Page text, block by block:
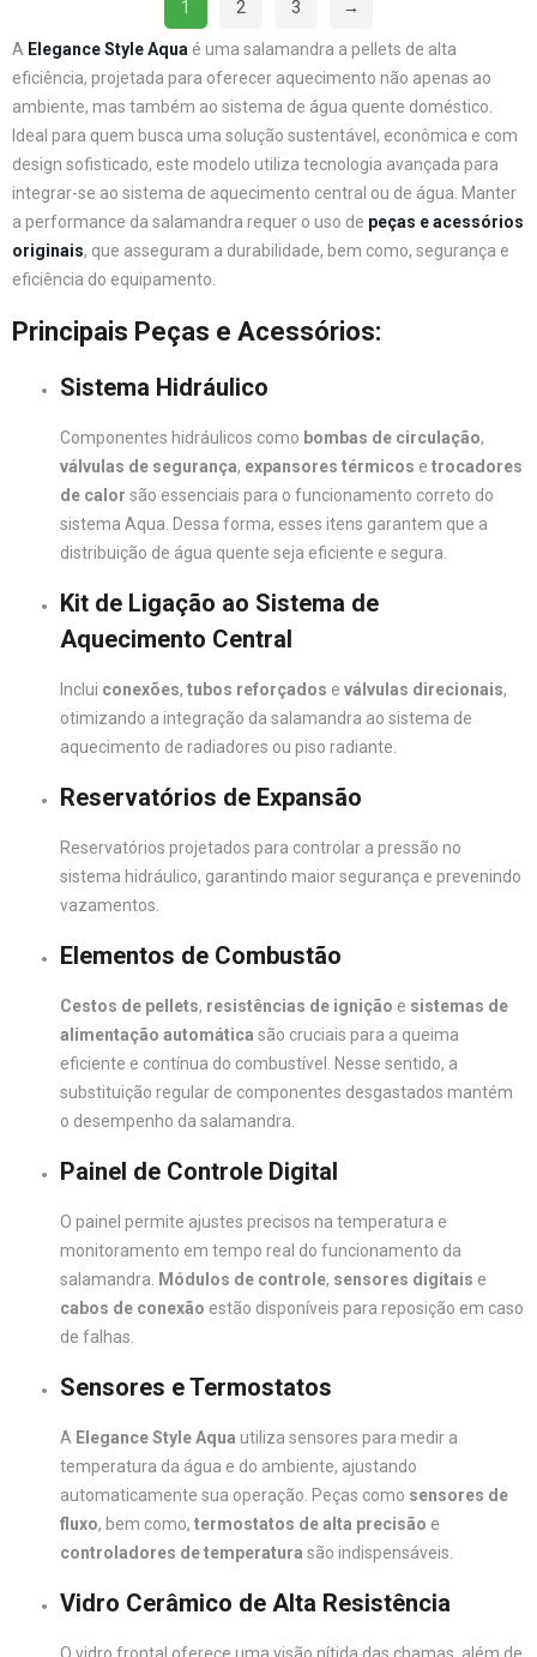
1 2 3 →
A Elegance Style Aqua é uma salamandra a pellets de alta
eficiência, projetada para oferecer aquecimento não apenas ao
ambiente, mas também ao sistema de água quente doméstico.
Ideal para quem busca uma solução sustentável, econômica e com
design sofisticado, este modelo utiliza tecnologia avançada para
integrar-se ao sistema de aquecimento central ou de água. Manter
a performance da salamandra requer o uso de peças e acessórios
originais, que asseguram a durabilidade, bem como, segurança e
eficiência do equipamento.
Principais Peças e Acessórios:
Sistema Hidráulico
Componentes hidráulicos como bombas de circulação,
válvulas de segurança, expansores térmicos e trocadores
de calor são essenciais para o funcionamento correto do
sistema Aqua. Dessa forma, esses itens garantem que a
distribuição de água quente seja eficiente e segura.
Kit de Ligação ao Sistema de
Aquecimento Central
Inclui conexões, tubos reforçados e válvulas direcionais,
otimizando a integração da salamandra ao sistema de
aquecimento de radiadores ou piso radiante.
Reservatórios de Expansão
Reservatórios projetados para controlar a pressão no
sistema hidráulico, garantindo maior segurança e prevenindo
vazamentos.
Elementos de Combustão
Cestos de pellets, resistências de ignição e sistemas de
alimentação automática são cruciais para a queima
eficiente e contínua do combustível. Nesse sentido, a
substituição regular de componentes desgastados mantém
o desempenho da salamandra.
Painel de Controle Digital
O painel permite ajustes precisos na temperatura e
monitoramento em tempo real do funcionamento da
salamandra. Módulos de controle, sensores digitais e
cabos de conexão estão disponíveis para reposição em caso
de falhas.
Sensores e Termostatos
A Elegance Style Aqua utiliza sensores para medir a
temperatura da água e do ambiente, ajustando
automaticamente sua operação. Peças como sensores de
fluxo, bem como, termostatos de alta precisão e
controladores de temperatura são indispensáveis.
Vidro Cerâmico de Alta Resistência